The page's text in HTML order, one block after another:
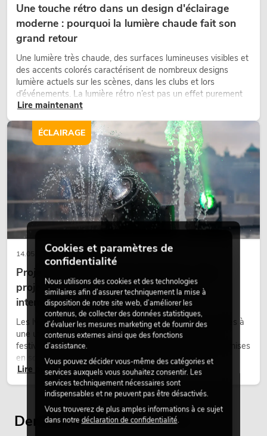
Une touche rétro dans un design d'éclairage
moderne : pourquoi la lumière chaude fait son
grand retour
Une lumière très chaude, des surfaces lumineuses visibles et
des accents colorés caractérisent de nombreux designs
lumière actuels sur les scènes, dans les clubs et lors
d’événements. La lumière rétro n’est pas un effet purement
nostalgique, mais un outil de conception utilisé de manière
scènes et peut rendre les configurations LED techniques plus
émotionnelles.
Lire maintenant
14.05.2026
Projecteurs à tête mobile d'extérieur : des
projecteurs à tête mobile résistants aux
intempéries pour les événements
Les lyres outdoor sont des projecteurs motorisés destinés à
une utilisation en extérieur. Elles sont utilisées lors de
festivals, de fêtes urbaines, de concerts en plein air, de mises
en scène architecturales et d’installations extérieures
temporaires.
Lire maintenant
ÉCLAIRAGE
Derniers articles consultés
Cookies et paramètres de
confidentialité
Nous utilisons des cookies et des technologies
similaires afin d’assurer techniquement la mise à
disposition de notre site web, d’améliorer les
contenus, de collecter des données statistiques,
d’évaluer les mesures marketing et de fournir des
contenus externes ainsi que des fonctions
d’assistance.
Vous pouvez décider vous-même des catégories et
services auxquels vous souhaitez consentir. Les
services techniquement nécessaires sont
indispensables et ne peuvent pas être désactivés.
Vous trouverez de plus amples informations à ce sujet
dans notre déclaration de confidentialité.